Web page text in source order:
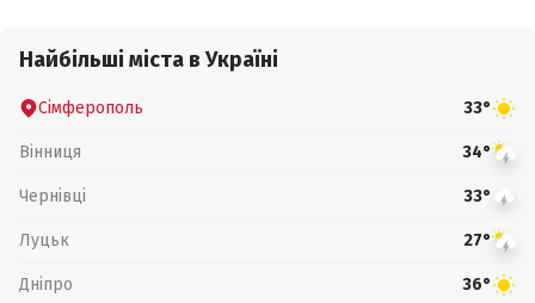
Найбільші міста в Україні
Сімферополь 33°
Вінниця 34°
Чернівці 33°
Луцьк 27°
Дніпро 36°